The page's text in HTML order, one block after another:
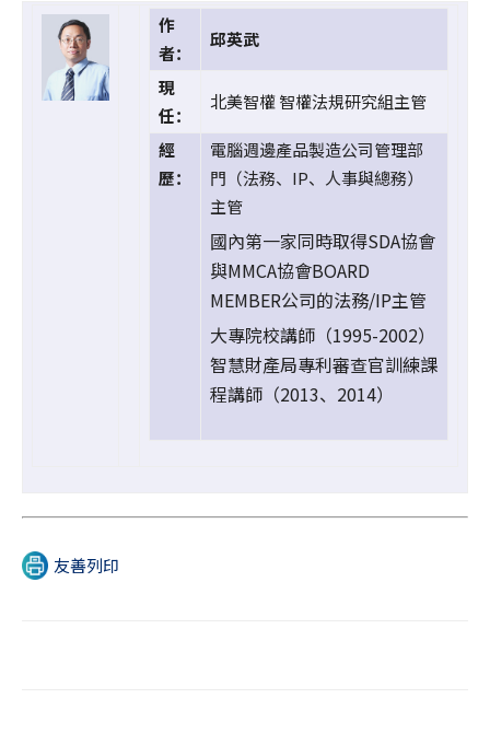
作
者：
邱英武
現
任：
北美智權 智權法規研究組主管
經
歷：
電腦週邊產品製造公司管理部
門（法務、IP、人事與總務）
主管
國內第一家同時取得SDA協會
與MMCA協會BOARD
MEMBER公司的法務/IP主管
大專院校講師（1995-2002）
智慧財產局專利審查官訓練課
程講師（2013、2014）
友善列印